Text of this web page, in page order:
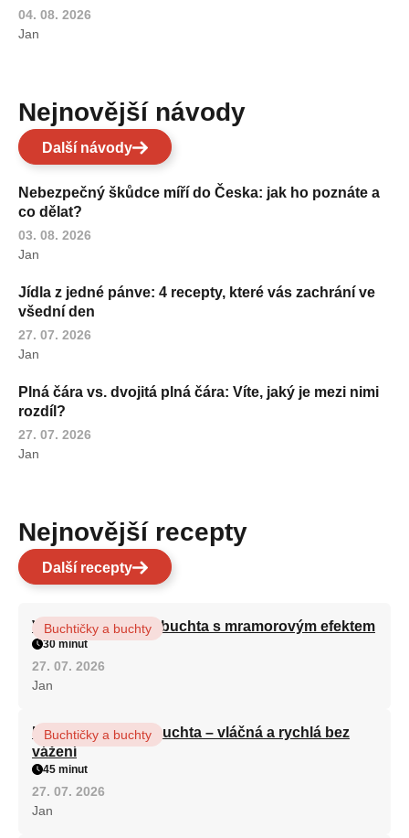
04. 08. 2026
Jan
Nejnovější návody
Další návody
Nebezpečný škůdce míří do Česka: jak ho poznáte a
co dělat?
03. 08. 2026
Jan
Jídla z jedné pánve: 4 recepty, které vás zachrání ve
všední den
27. 07. 2026
Jan
Plná čára vs. dvojitá plná čára: Víte, jaký je mezi nimi
rozdíl?
27. 07. 2026
Jan
Nejnovější recepty
Další recepty
Vláčná olejová litá buchta s mramorovým efektem
Buchtičky a buchty
30 minut
27. 07. 2026
Jan
Hrnková maková buchta – vláčná a rychlá bez
vážení
Buchtičky a buchty
45 minut
27. 07. 2026
Jan